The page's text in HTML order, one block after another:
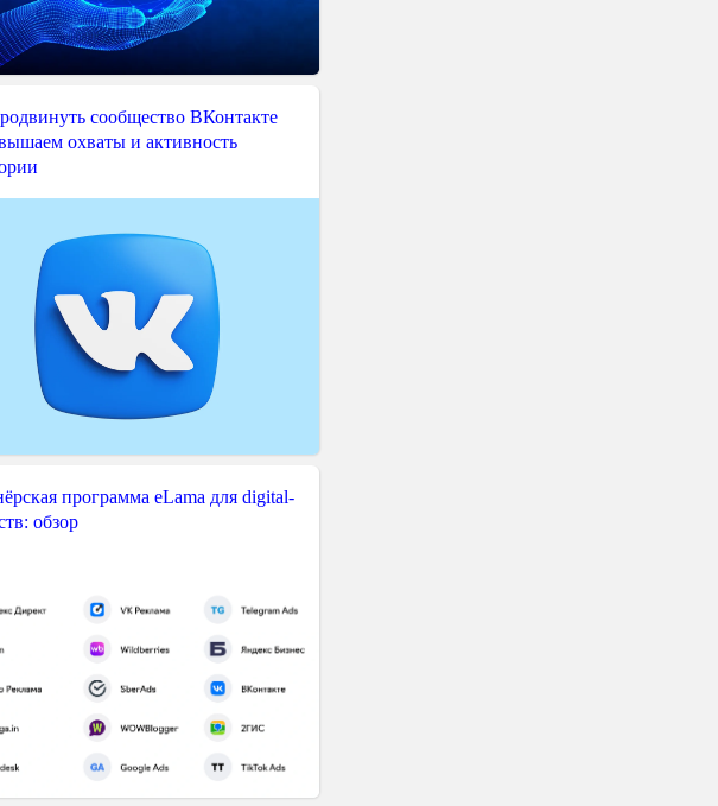
сообщество ВКонтакте
охваты и активность
программа eLama для digital-
обзор